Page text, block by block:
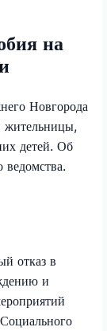
на
Новгорода
жительницы,
детей. Об
ведомства.
отказ в
и